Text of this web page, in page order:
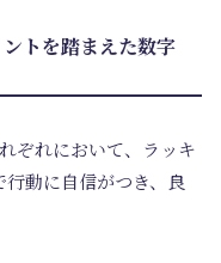
トを踏まえた数字
ぞれにおいて、ラッキ
動に自信がつき、良